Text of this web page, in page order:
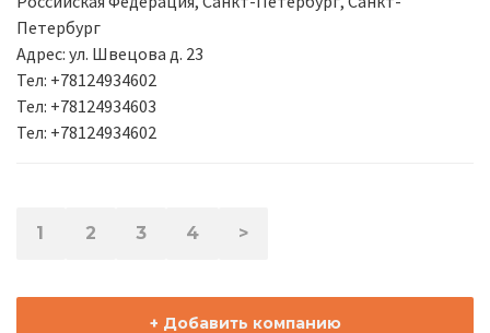
Петербург
Адрес: ул. Швецова д. 23
Тел: +78124934602
Тел: +78124934603
Тел: +78124934602
1 2 3 4 >
+ Добавить компанию